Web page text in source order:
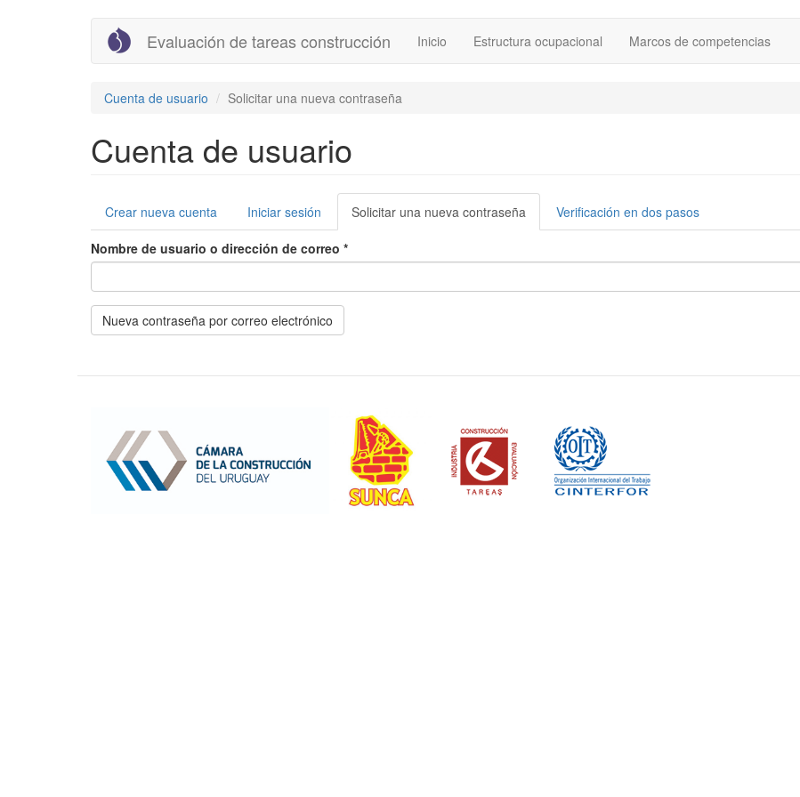
Evaluación de tareas construcción Inicio Estructura ocupacional Marcos de competencias
Cuenta de usuario Solicitar una nueva contraseña
Cuenta de usuario
Solapas
principales
Crear nueva cuenta Iniciar sesión Solicitar una nueva contraseña (solapa
activa)
Verificación en dos pasos
Nombre de usuario o dirección de correo *
Nueva contraseña por correo electrónico